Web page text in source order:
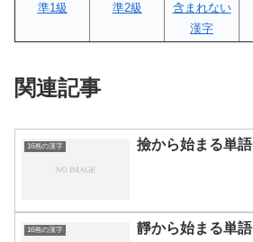
準1級 準2級
含まれない
漢字
関連記事
16画の漢字 撿から始まる単語
16画の漢字 靜から始まる単語